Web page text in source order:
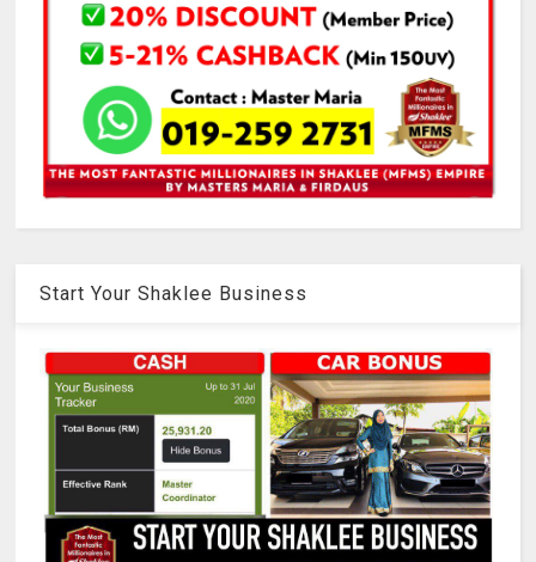
Start Your Shaklee Business